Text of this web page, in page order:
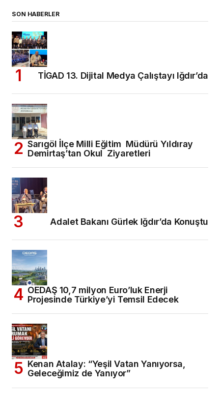
SON HABERLER
TİGAD 13. Dijital Medya Çalıştayı Iğdır’da
Sarıgöl İlçe Milli Eğitim Müdürü Yıldıray
Demirtaş’tan Okul Ziyaretleri
Adalet Bakanı Gürlek Iğdır’da Konuştu
OEDAŞ 10,7 milyon Euro’luk Enerji
Projesinde Türkiye’yi Temsil Edecek
Kenan Atalay: “Yeşil Vatan Yanıyorsa,
Geleceğimiz de Yanıyor”